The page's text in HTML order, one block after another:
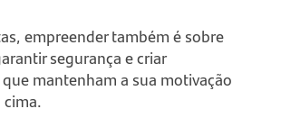
empreender também é sobre
segurança e criar
mantenham a sua motivação